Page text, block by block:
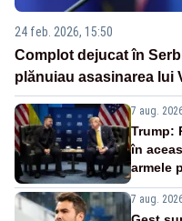
24 feb. 2026, 15:50
Complot dejucat în
plănuiau asasinarea lui
7 aug.
Trump:
în
armele
7 aug.